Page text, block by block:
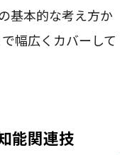
基本的な考え方か
幅広くカバーして
能関連技